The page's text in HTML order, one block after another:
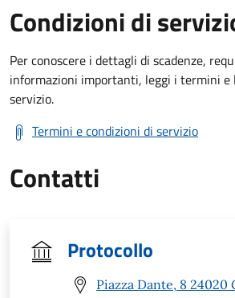
Condizioni di
Per conoscere i dettagli di scadenze,
informazioni importanti, leggi i termini e
servizio.
Termini e condizioni di servizio
Contatti
Protocollo
Piazza Dante, 8 24020